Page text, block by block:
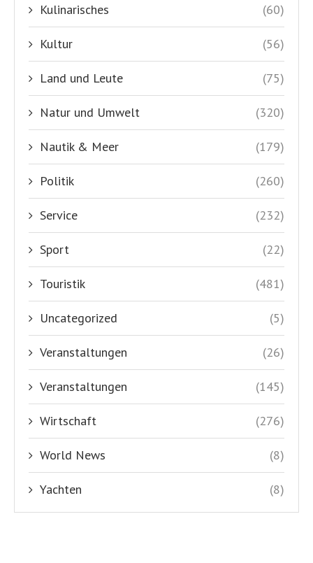
Kulinarisches (60)
Kultur (56)
Land und Leute (75)
Natur und Umwelt (320)
Nautik & Meer (179)
Politik (260)
Service (232)
Sport (22)
Touristik (481)
Uncategorized (5)
Veranstaltungen (26)
Veranstaltungen (145)
Wirtschaft (276)
World News (8)
Yachten (8)